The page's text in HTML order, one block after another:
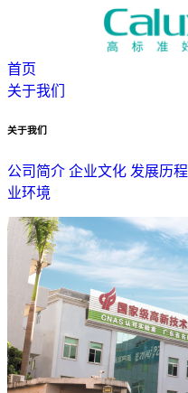
首页
关于我们
关于我们
公司简介 企业文化 发展历程
业环境